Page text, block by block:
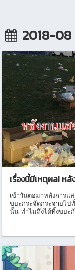
2018-08
เรื่องนี้มีเหตุผล! ห
เช้าวันต่อมาหลังการ
ขยะกระจัดกระจายไ
นั้น ทำไมถึงได้ทิ้งขยะ